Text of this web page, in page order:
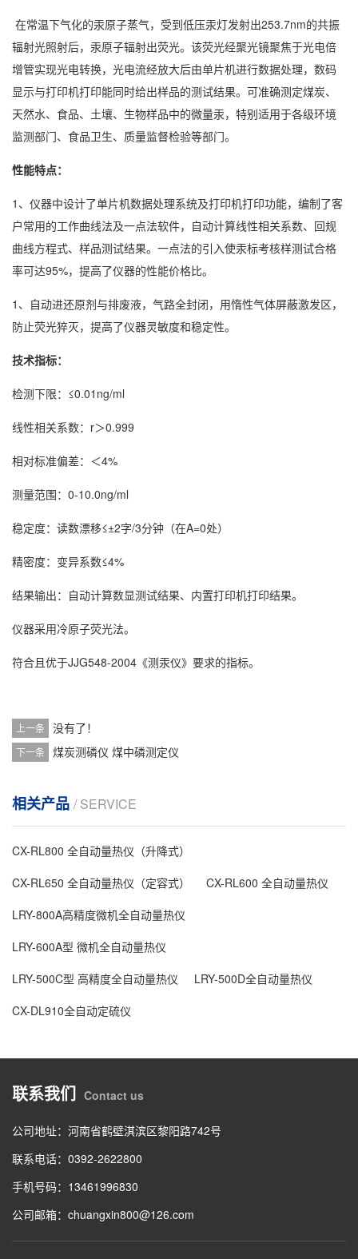
在常温下气化的汞原子蒸气，受到低压汞灯发射出253.7nm的共振
辐射光照射后，汞原子辐射出荧光。该荧光经聚光镜聚焦于光电倍
增管实现光电转换，光电流经放大后由单片机进行数据处理，数码
显示与打印机打印能同时给出样品的测试结果。可准确测定煤炭、
天然水、食品、土壤、生物样品中的微量汞，特别适用于各级环境
监测部门、食品卫生、质量监督检验等部门。
性能特点：
1、仪器中设计了单片机数据处理系统及打印机打印功能，编制了客
户常用的工作曲线法及一点法软件，自动计算线性相关系数、回规
曲线方程式、样品测试结果。一点法的引入使汞标考核样测试合格
率可达95%，提高了仪器的性能价格比。
1、自动进还原剂与排废液，气路全封闭，用惰性气体屏蔽激发区，
防止荧光猝灭，提高了仪器灵敏度和稳定性。
技术指标：
检测下限：≤0.01ng/ml
线性相关系数：r＞0.999
相对标准偏差：＜4%
测量范围：0-10.0ng/ml
稳定度：读数漂移≤±2字/3分钟（在A=0处）
精密度：变异系数≤4%
结果输出：自动计算数显测试结果、内置打印机打印结果。
仪器采用冷原子荧光法。
符合且优于JJG548-2004《测汞仪》要求的指标。
上一条 没有了！
下一条 煤炭测磷仪 煤中磷测定仪
相关产品 / SERVICE
CX-RL800 全自动量热仪（升降式）
CX-RL650 全自动量热仪（定容式）
CX-RL600 全自动量热仪
LRY-800A高精度微机全自动量热仪
LRY-600A型 微机全自动量热仪
LRY-500C型 高精度全自动量热仪
LRY-500D全自动量热仪
CX-DL910全自动定硫仪
联系我们 Contact us
公司地址：河南省鹤壁淇滨区黎阳路742号
联系电话：0392-2622800
手机号码：13461996830
公司邮箱：chuangxin800@126.com